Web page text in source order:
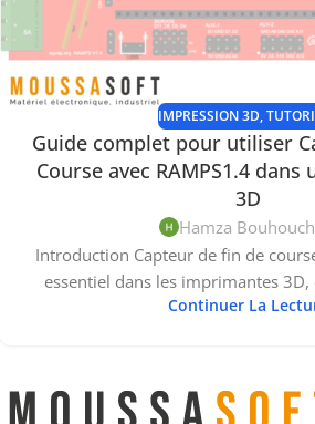
IMPRESSION 3D,
Guide complet pour utiliser
Course avec RAMPS1.4
3D
Hamza Bouhouch
Introduction Capteur de fin de
essentiel dans les imprimantes
Continuer La